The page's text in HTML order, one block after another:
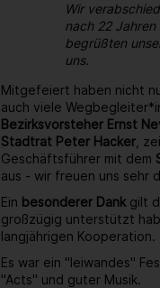
Wir
nach 22
begrüßten
uns.
Mitgefeiert haben nicht
auch viele
Bezirksvorsteher Ernst
Stadtrat Peter Hacker ,
Geschäftsführer mit dem
aus - wir freuen uns sehr
Ein besonderer Dank gilt
großzügig unterstützt
langjährigen Kooperation.
Es war ein "leiwandes"
"Acts" und guter Musik.